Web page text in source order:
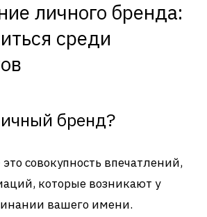
личного бренда:
среди
бренд?
совокупность впечатлений,
которые возникают у
вашего имени.